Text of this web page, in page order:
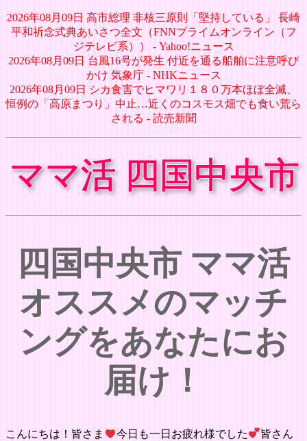
2026年08月09日 高市総理 非核三原則「堅持している」 長崎
平和祈念式典あいさつ全文（FNNプライムオンライン（フ
ジテレビ系）） - Yahoo!ニュース
2026年08月09日 台風16号が発生 付近を通る船舶に注意呼び
かけ 気象庁 - NHKニュース
2026年08月09日 シカ食害でヒマワリ１８０万本ほぼ全滅、
恒例の「高原まつり」中止…近くのコスモス畑でも食い荒ら
される - 読売新聞
ママ活 四国中央市
四国中央市 ママ活
オススメのマッチ
ングをあなたにお
届け！
こんにちは！皆さま 今日も一日お疲れ様でした
皆さん